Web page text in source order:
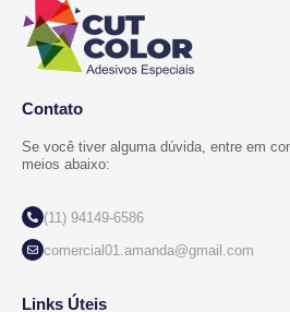
Contato
Se você tiver alguma dúvida, entre em
meios abaixo:
(11) 94149-6586
comercial01.amanda@gmail.com
Links Úteis